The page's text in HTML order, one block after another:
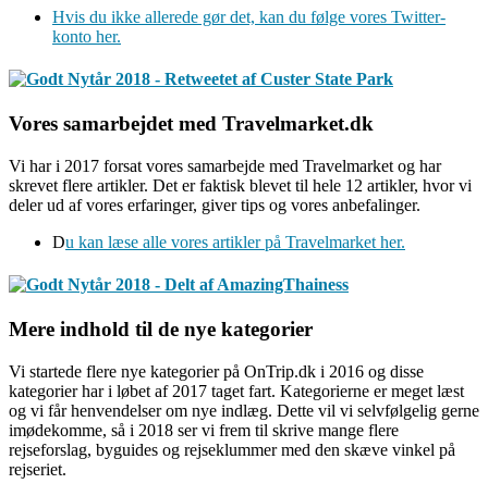
Hvis du ikke allerede gør det, kan du følge vores Twitter-
konto her.
Vores samarbejdet med Travelmarket.dk
Vi har i 2017 forsat vores samarbejde med Travelmarket og har
skrevet flere artikler. Det er faktisk blevet til hele 12 artikler, hvor vi
deler ud af vores erfaringer, giver tips og vores anbefalinger.
Du kan læse alle vores artikler på Travelmarket her.
Mere indhold til de nye kategorier
Vi startede flere nye kategorier på OnTrip.dk i 2016 og disse
kategorier har i løbet af 2017 taget fart. Kategorierne er meget læst
og vi får henvendelser om nye indlæg. Dette vil vi selvfølgelig gerne
imødekomme, så i 2018 ser vi frem til skrive mange flere
rejseforslag, byguides og rejseklummer med den skæve vinkel på
rejseriet.